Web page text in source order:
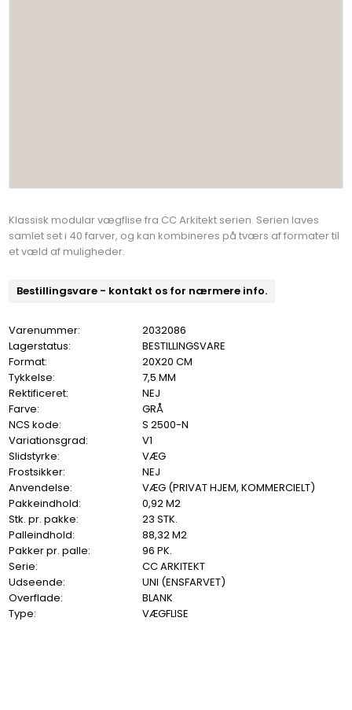
Klassisk modular vægflise fra CC Arkitekt serien. Serien laves
samlet set i 40 farver, og kan kombineres på tværs af formater til
et væld af muligheder.
Bestillingsvare - kontakt os for nærmere info.
Varenummer:
2032086
Lagerstatus:
BESTILLINGSVARE
Format:
20X20 CM
Tykkelse:
7,5 MM
Rektificeret:
NEJ
Farve:
GRÅ
NCS kode:
S 2500-N
Variationsgrad:
V1
Slidstyrke:
VÆG
Frostsikker:
NEJ
Anvendelse:
VÆG (PRIVAT HJEM, KOMMERCIELT)
Pakkeindhold:
0,92 M2
Stk. pr. pakke:
23 STK.
Palleindhold:
88,32 M2
Pakker pr. palle:
96 PK.
Serie:
CC ARKITEKT
Udseende:
UNI (ENSFARVET)
Overflade:
BLANK
Type:
VÆGFLISE